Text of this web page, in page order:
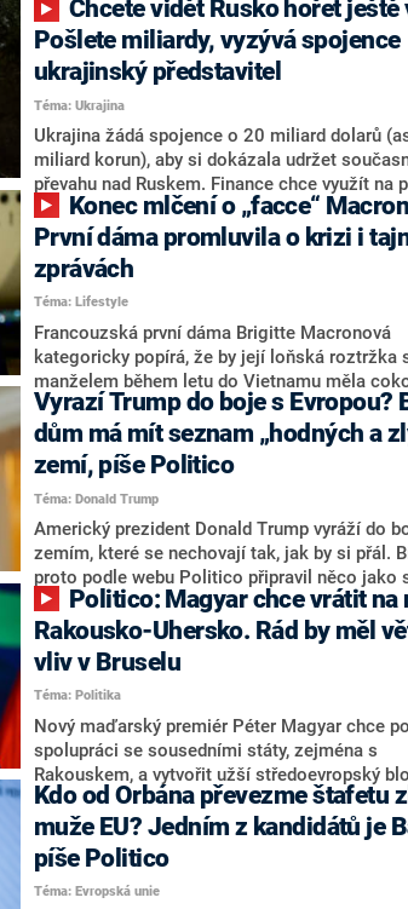
Orbán, který dlouhodobě brzdil tvrdší postup
Moskvě. Při jednání ale některé státy stále
výjimky, protože se obávají dopadů na vlastní
energetiku, banky, lodní dopravu nebo rybářský
průmysl, píše web Politico.
Pošlete miliardy, vyzývá spojence
ukrajinský představitel
Téma: Ukrajina
Ukrajina žádá spojence o 20 miliard dolarů
miliard korun), aby si dokázala udržet
převahu nad Ruskem. Finance chce využít na
protivzdušné obrany a nákup dronů, munice a
vybavení, píše web Politico. O navýšení
jednat na setkání spojenců NATO. Odborníci
upozorňují, že okno příležitosti se může rychle
pokud okupanti získají čas k adaptaci.
První dáma promluvila o krizi i
zprávách
Téma: Lifestyle
Francouzská první dáma Brigitte Macronová
kategoricky popírá, že by její loňská roztržka
manželem během letu do Vietnamu měla
společného s herečkou Golšifte
odvoláním na zdroj z okolí první dámy o tom
informoval web Politico. Spekulace o tom, že
prezident Emmanuel Macron s herečkou
románek, rozvířil ve své nové knize Téměř
pár novinář Florian Tardif.
Vyrazí Trump do boje s Evropou?
dům má mít seznam „hodných a
zemí, píše Politico
Téma: Donald Trump
Americký prezident Donald Trump vyráží do
zemím, které se nechovají tak, jak by si přál.
proto podle webu Politico připravil něco jako
„zlobivých a hodných“ zemí NATO. Trumpovi
jiné vadí, že Evropa nepodpořila jeho válku
a že některé členské země aliance nevydávají
obranu pět procent z HDP.
Rakousko-Uhersko. Rád by měl
vliv v Bruselu
Téma: Politika
Nový maďarský premiér Péter Magyar chce
spolupráci se sousedními státy, zejména s
Rakouskem, a vytvořit užší středoevropský
EU, píše web Politico. Jeho plán stojí na
ekonomických vazbách, společné historii a
získat větší vliv v Bruselu. Zároveň ale naráží na
rozdílné postoje regionálních zemí v klíčových
otázkách.
Kdo od Orbána převezme štafetu
muže EU? Jedním z kandidátů je
píše Politico
Téma: Evropská unie